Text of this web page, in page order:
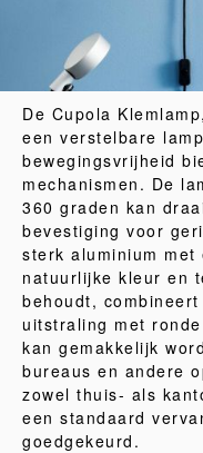
De Cupola
een verstelbare
bewegingsvrijheid
mechanismen. De
360 graden kan
bevestiging voor
sterk aluminium
natuurlijke kleur en
behoudt,
uitstraling met
kan gemakkelijk
bureaus en andere
zowel thuis- als
een standaard
goedgekeurd.